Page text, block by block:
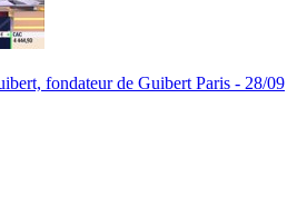
fondateur de Guibert Paris - 28/09